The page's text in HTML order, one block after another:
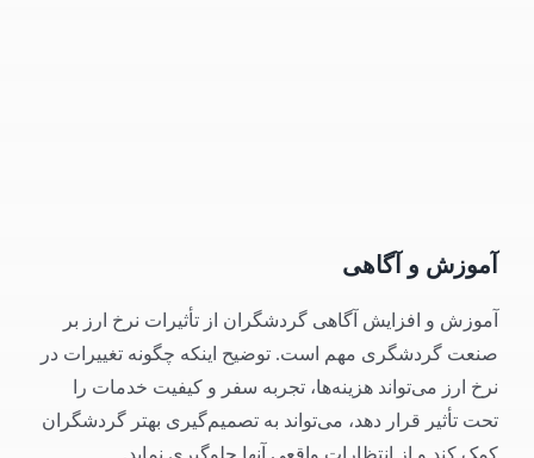
آموزش و آگاهی
آموزش و افزایش آگاهی گردشگران از تأثیرات نرخ ارز بر
صنعت گردشگری مهم است. توضیح اینکه چگونه تغییرات در
نرخ ارز می‌تواند هزینه‌ها، تجربه سفر و کیفیت خدمات را
تحت تأثیر قرار دهد، می‌تواند به تصمیم‌گیری بهتر گردشگران